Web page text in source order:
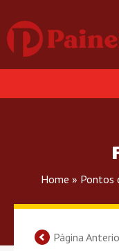
Home » Pontos
Página